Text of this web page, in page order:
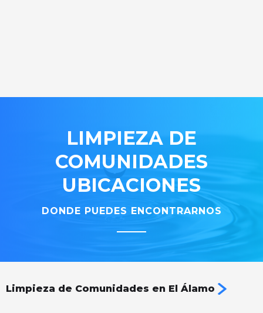
LIMPIEZA DE
COMUNIDADES
UBICACIONES
DONDE PUEDES ENCONTRARNOS
Limpieza de Comunidades en El Álamo